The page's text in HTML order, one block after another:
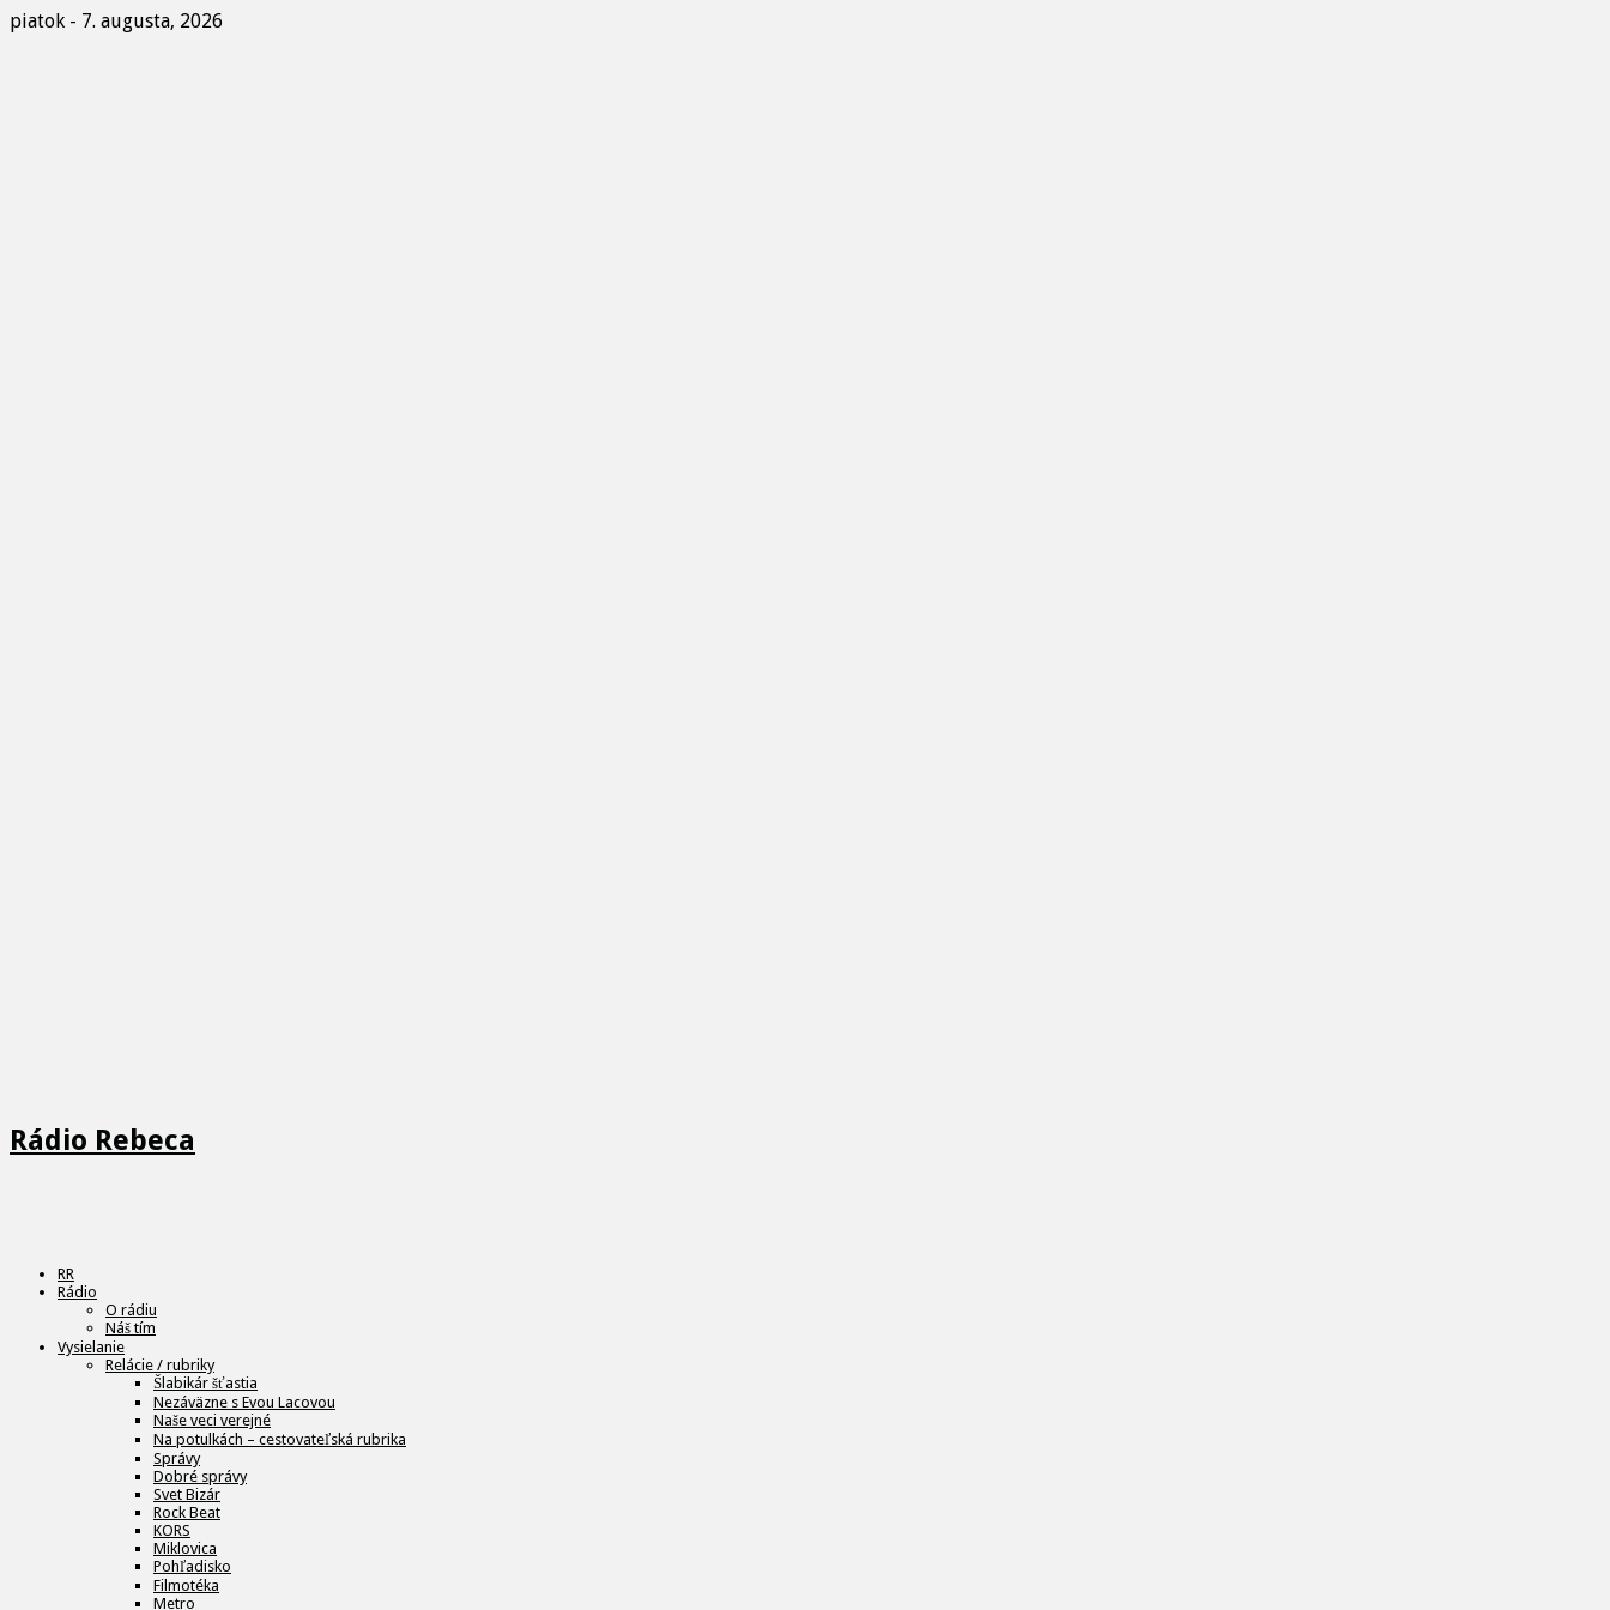
piatok - 7. augusta, 2026
Rádio Rebeca
RR
Rádio
O rádiu
Náš tím
Vysielanie
Relácie / rubriky
Šlabikár šťastia
Nezáväzne s Evou Lacovou
Naše veci verejné
Na potulkách – cestovateľská rubrika
Správy
Dobré správy
Svet Bizár
Rock Beat
KORS
Miklovica
Pohľadisko
Filmotéka
Metro